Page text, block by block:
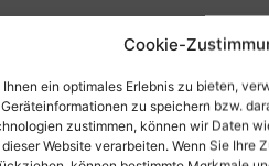
Cookie-
Ihnen ein optimales Erlebnis zu bieten,
Geräteinformationen zu speichern bzw.
zustimmen, können wir Daten
Website verarbeiten. Wenn Sie Ihre